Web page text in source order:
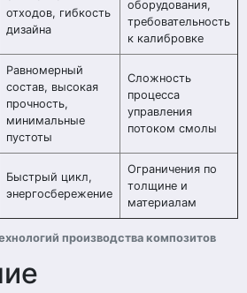
производства композитов
отходов, гибкость
дизайна
оборудования,
требовательность
к калибровке
Равномерный
состав, высокая
прочность,
минимальные
пустоты
Сложность
процесса
управления
потоком смолы
Быстрый цикл,
энергосбережение
Ограничения по
толщине и
материалам